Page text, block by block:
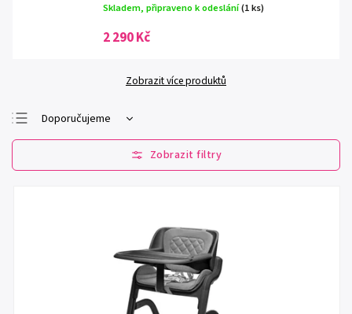
Skladem, připraveno k odeslání(1 ks)
2 290 Kč
Zobrazit více produktů
Doporučujeme
Nejlevnější
Nejdražší